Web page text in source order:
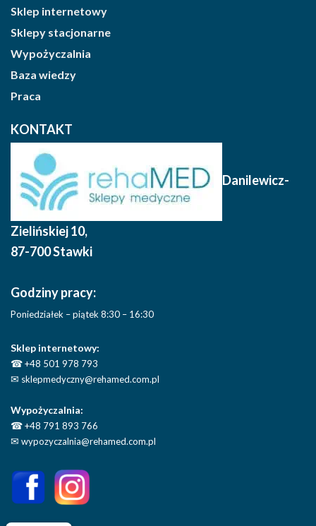
Sklep internetowy
Sklepy stacjonarne
Wypożyczalnia
Baza wiedzy
Praca
KONTAKT
Danilewicz-
Zielińskiej 10,
87-700 Stawki
Godziny pracy:
Poniedziałek – piątek 8:30 – 16:30
Sklep internetowy:
☎+48 501 978 793
✉ sklepmedyczny@rehamed.com.pl
Wypożyczalnia:
☎+48 791 893 766
✉ wypozyczalnia@rehamed.com.pl